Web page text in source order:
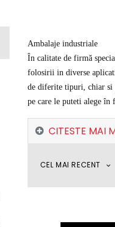
Ambalaje industriale
În calitate de firmă
folosirii in diverse
de diferite tipuri, chiar si
pe care le puteti alege în
CITESTE MAI
CEL MAI RECENT